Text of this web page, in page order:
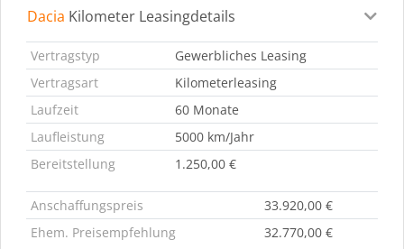
Leasingdetails Fahrzeugdetails
Dacia Kilometer Leasingdetails
Vertragstyp
Gewerbliches Leasing
Vertragsart
Kilometerleasing
Laufzeit
60 Monate
Laufleistung
5000 km/Jahr
Bereitstellung
1.250,00 €
Anschaffungspreis
33.920,00 €
Ehem. Preisempfehlung
32.770,00 €